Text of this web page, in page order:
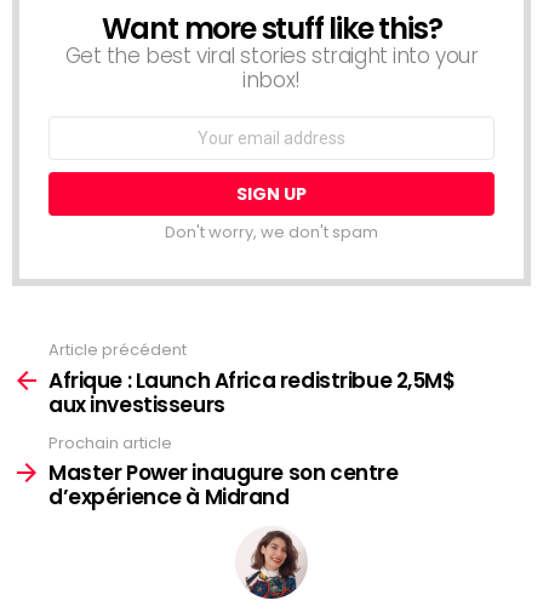
NEWSLETTER
Want more stuff like this?
Get the best viral stories straight into your
inbox!
Don't worry, we don't spam
plus
Article précédent
Afrique : Launch Africa redistribue 2,5M$
aux investisseurs
Prochain article
Master Power inaugure son centre
d’expérience à Midrand